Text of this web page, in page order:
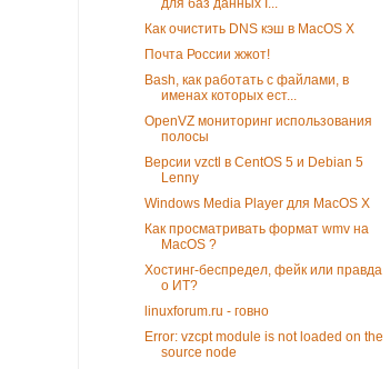
для баз данных I...
Как очистить DNS кэш в MacOS X
Почта России жжот!
Bash, как работать с файлами, в
именах которых ест...
OpenVZ мониторинг использования
полосы
Версии vzctl в CentOS 5 и Debian 5
Lenny
Windows Media Player для MacOS X
Как просматривать формат wmv на
MacOS ?
Хостинг-беспредел, фейк или правда
о ИТ?
linuxforum.ru - говно
Error: vzcpt module is not loaded on the
source node